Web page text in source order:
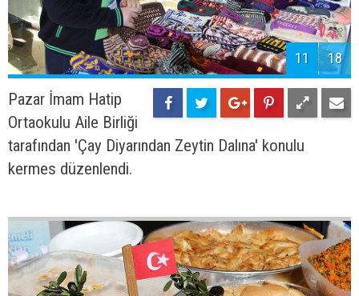
11 18
Pazar İmam Hatip
Ortaokulu Aile Birliği
tarafından 'Çay Diyarından Zeytin Dalına' konulu
kermes düzenlendi.